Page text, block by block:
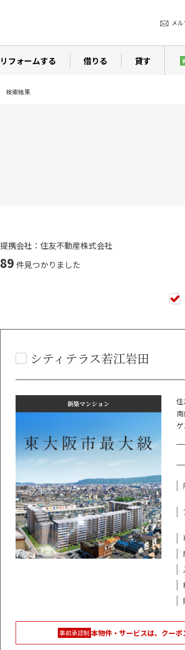
メ
リフォームする 借りる 貸す
検索結果
提携会社：住友不動産株式会社
89 件見つかりました
シティテラス若江岩田
新築マンション
住
事前承認制 本物件・サービスは、クー